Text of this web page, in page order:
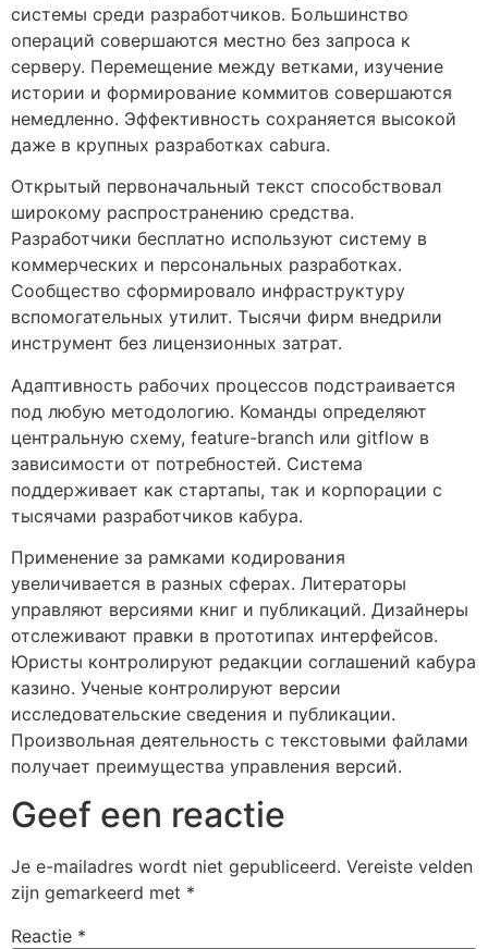
системы среди разработчиков. Большинство
операций совершаются местно без запроса к
серверу. Перемещение между ветками, изучение
истории и формирование коммитов совершаются
немедленно. Эффективность сохраняется высокой
даже в крупных разработках cabura.
Открытый первоначальный текст способствовал
широкому распространению средства.
Разработчики бесплатно используют систему в
коммерческих и персональных разработках.
Сообщество сформировало инфраструктуру
вспомогательных утилит. Тысячи фирм внедрили
инструмент без лицензионных затрат.
Адаптивность рабочих процессов подстраивается
под любую методологию. Команды определяют
центральную схему, feature-branch или gitflow в
зависимости от потребностей. Система
поддерживает как стартапы, так и корпорации с
тысячами разработчиков кабура.
Применение за рамками кодирования
увеличивается в разных сферах. Литераторы
управляют версиями книг и публикаций. Дизайнеры
отслеживают правки в прототипах интерфейсов.
Юристы контролируют редакции соглашений кабура
казино. Ученые контролируют версии
исследовательские сведения и публикации.
Произвольная деятельность с текстовыми файлами
получает преимущества управления версий.
Geef een reactie
Je e-mailadres wordt niet gepubliceerd. Vereiste velden
zijn gemarkeerd met *
Reactie *